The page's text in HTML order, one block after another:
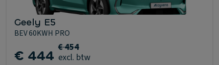
Geely E5
BEV 60KWH PRO
€ 444 € 454
excl. btw